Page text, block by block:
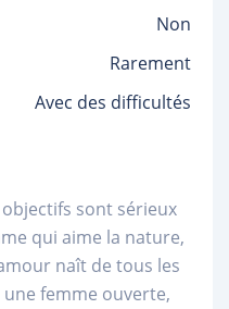
Non
Rarement
Avec des difficultés
sont sérieux
qui aime la nature,
naît de tous les
une femme ouverte,